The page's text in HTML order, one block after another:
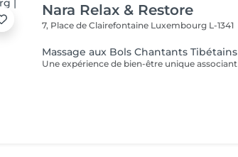
Nara Relax & Restore
7, Place de Clairefontaine Luxembourg L-1341
Massage aux Bols Chantants Tibétains